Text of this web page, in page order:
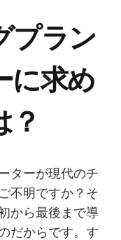
プラン
に求め
？
ターが現代のチ
不明ですか？そ
から最後まで導
だからです。す